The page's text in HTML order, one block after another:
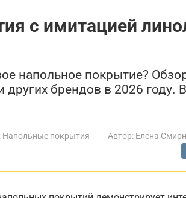
с имитацией
напольное покрытие?
других брендов в 2026 году.
Напольные покрытия Автор: Елена